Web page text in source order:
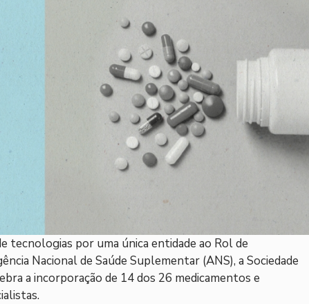
tecnologias por uma única entidade ao Rol de
Nacional de Saúde Suplementar (ANS), a Sociedade
a incorporação de 14 dos 26 medicamentos e